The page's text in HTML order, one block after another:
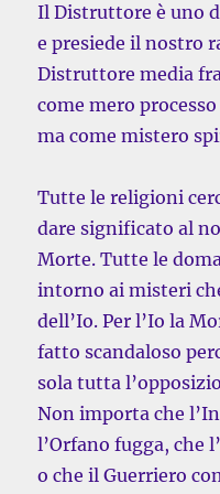
Il Distruttore è uno
e presiede il nostro
Distruttore media
come mero
ma come mistero
Tutte le religioni
dare significato al
Morte. Tutte le
intorno ai misteri
dell’Io. Per l’Io la
fatto scandaloso
sola tutta
Non importa che
l’Orfano fugga, che
o che il Guerriero